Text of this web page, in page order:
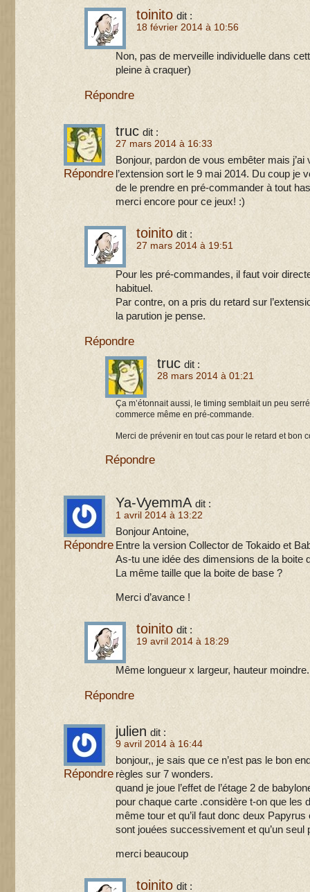
toinito dit :
18 février 2014 à 10:56
Non, pas de merveille individuelle dans
pleine à craquer)
Répondre
truc dit :
27 mars 2014 à 16:33
Bonjour, pardon de vous embêter mais
l’extension sort le 9 mai 2014. Du coup je
de le prendre en pré-commander à tout
merci encore pour ce jeux! :)
Répondre
toinito dit :
27 mars 2014 à 19:51
Pour les pré-commandes, il faut voir
habituel.
Par contre, on a pris du retard sur
la parution je pense.
Répondre
truc dit :
28 mars 2014 à 01:21
Ça m’étonnait aussi, le timing semblait un peu
commerce même en pré-commande.
Merci de prévenir en tout cas pour le retard et bon
Répondre
Ya-VyemmA dit :
1 avril 2014 à 13:22
Bonjour Antoine,
Entre la version Collector de Tokaido et
As-tu une idée des dimensions de la boite
La même taille que la boite de base ?
Merci d’avance !
Répondre
toinito dit :
19 avril 2014 à 18:29
Même longueur x largeur, hauteur moindre.
Répondre
julien dit :
9 avril 2014 à 16:44
bonjour,, je sais que ce n’est pas le bon
règles sur 7 wonders.
quand je joue l’effet de l’étage 2 de
pour chaque carte .considère t-on que les
même tour et qu’il faut donc deux Papyrus
sont jouées successivement et qu’un
merci beaucoup
Répondre
toinito dit :